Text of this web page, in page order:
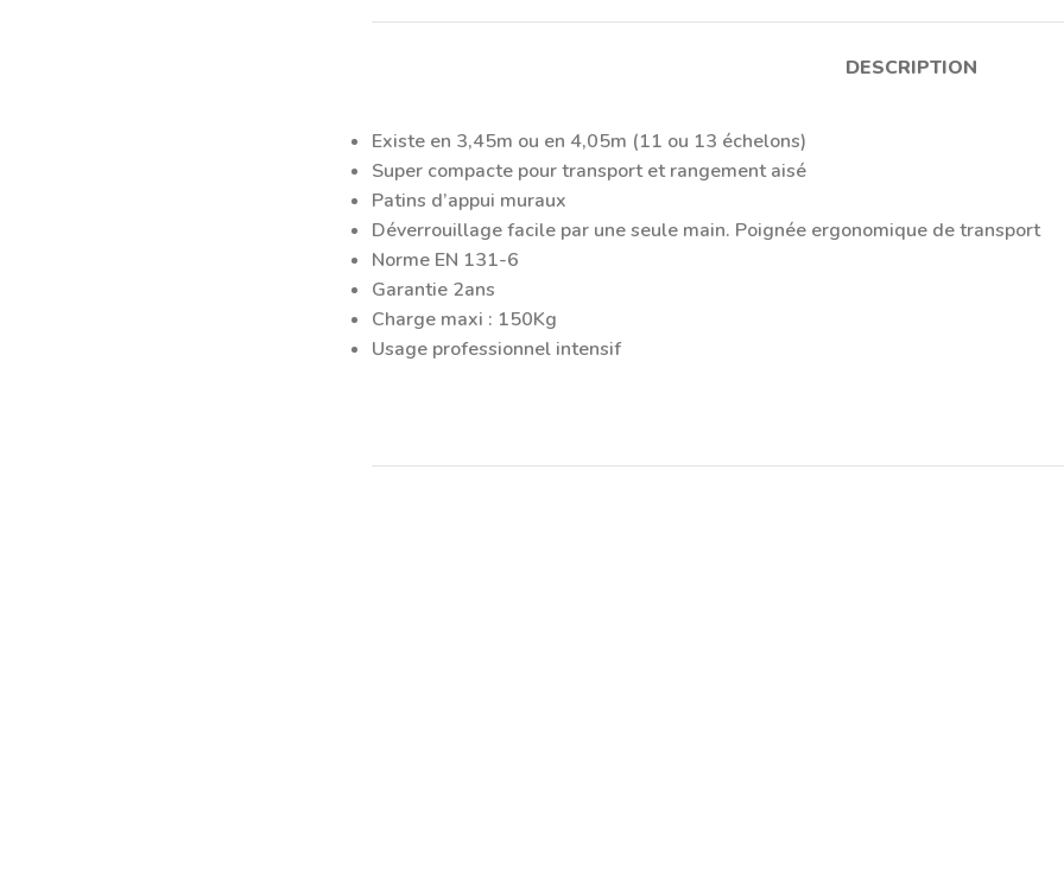
Peintures Décoratives
DESCRIPTION
Existe en 3,45m ou en 4,05m (11 ou 13 échelons)
Super compacte pour transport et rangement aisé
Patins d’appui muraux
Déverrouillage facile par une seule main. Poignée ergonomique de transport
Norme EN 131-6
Garantie 2ans
Charge maxi : 150Kg
Usage professionnel intensif